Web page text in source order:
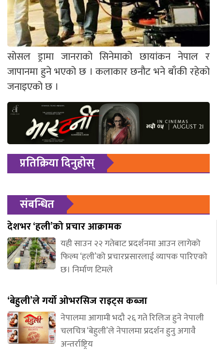
सोसल ड्रामा जानराको सिनेमाको छायांकन नेपाल र
जापानमा हुने भएको छ । कलाकार छनौट भने बाँकी रहेको
जनाइएको छ ।
प्रतिक्रिया दिनुहोस्
संबन्धित
देशभर ‘हली’को प्रचार आक्रामक
यही साउन २२ गतेबाट प्रदर्शनमा आउन लागेको
फिल्म ‘हली’को प्रचारप्रसारलाई व्यापक पारिएको
छ। निर्माण टिमले
‘बेहुली’ले गर्यो ओभरसिज राइट्स कब्जा
नेपालमा आगामी भदौ २६ गते रिलिज हुने नेपाली
चलचित्र ‘बेहुली’ले नेपालमा प्रदर्शन हुनु अगावै
अन्तर्राष्ट्रिय